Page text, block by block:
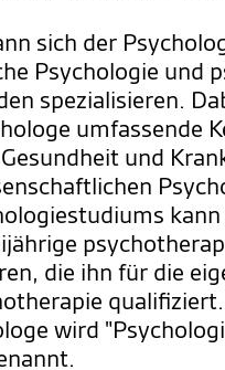
sich der
Psychologie und
spezialisieren.
umfassende
und
die ihn für die
wird